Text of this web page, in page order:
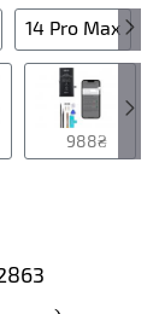
14 Pro Max
988₴